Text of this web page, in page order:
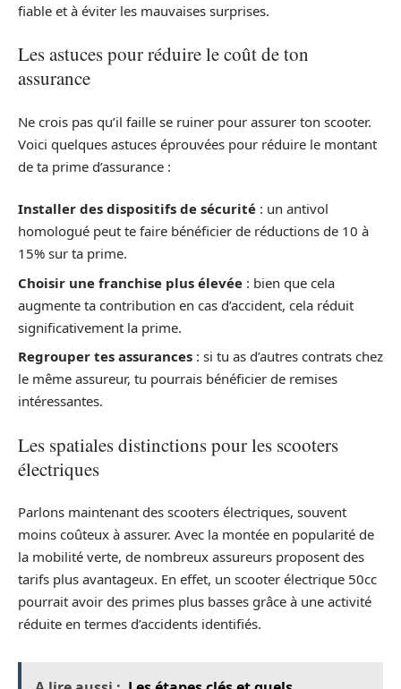
fiable et à éviter les mauvaises surprises.
Les astuces pour réduire le coût de ton
assurance
Ne crois pas qu’il faille se ruiner pour assurer ton scooter.
Voici quelques astuces éprouvées pour réduire le montant
de ta prime d’assurance :
Installer des dispositifs de sécurité : un antivol
homologué peut te faire bénéficier de réductions de 10 à
15% sur ta prime.
Choisir une franchise plus élevée : bien que cela
augmente ta contribution en cas d’accident, cela réduit
significativement la prime.
Regrouper tes assurances : si tu as d’autres contrats chez
le même assureur, tu pourrais bénéficier de remises
intéressantes.
Les spatiales distinctions pour les scooters
électriques
Parlons maintenant des scooters électriques, souvent
moins coûteux à assurer. Avec la montée en popularité de
la mobilité verte, de nombreux assureurs proposent des
tarifs plus avantageux. En effet, un scooter électrique 50cc
pourrait avoir des primes plus basses grâce à une activité
réduite en termes d’accidents identifiés.